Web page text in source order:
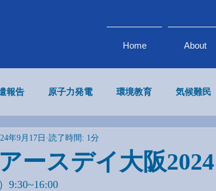
Home About
報告 原子力発電 環境教育 気候難民
気候変動 × ビジネス
ースデイ大阪2024
年9月17日 読了時間: 1分
9:30~16:00